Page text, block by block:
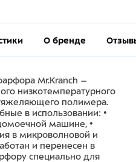
О бренде
Mr.Kranch –
низкотемпературного
полимера.
в использовании: •
машине, •
в микроволновой и
и перенесен в
специально для